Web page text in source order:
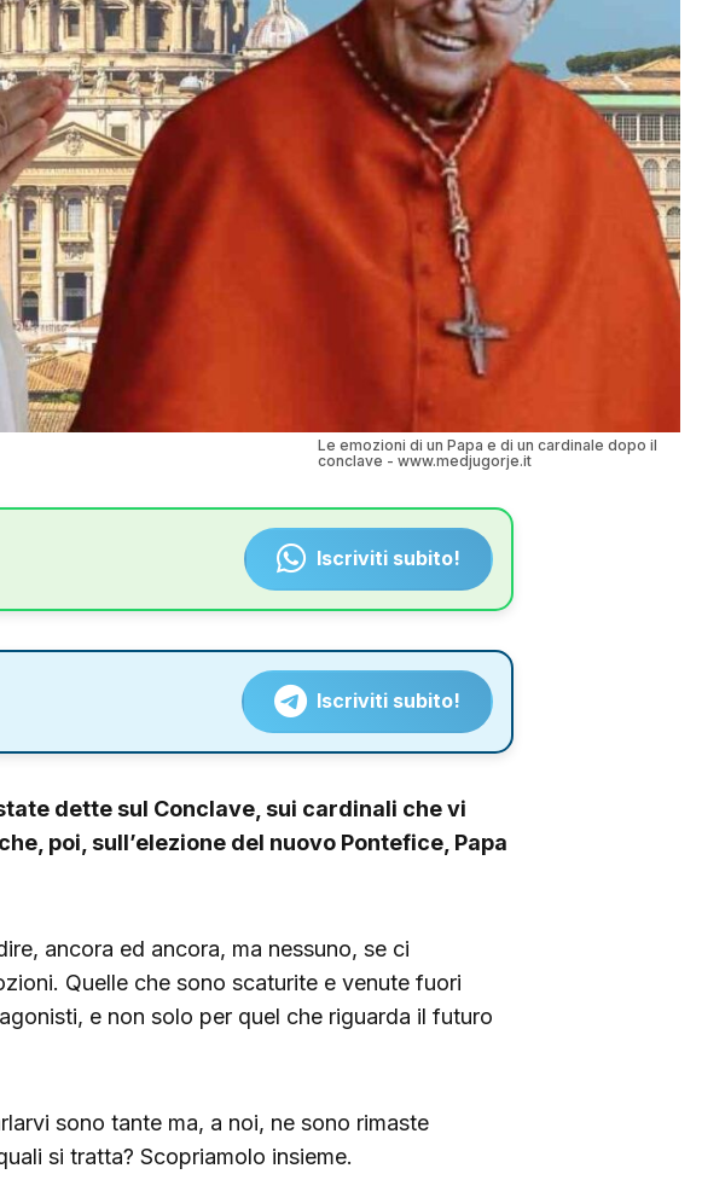
Le emozioni di un Papa e di un cardinale dopo il
conclave - www.medjugorje.it
Iscriviti subito!
Iscriviti subito!
dette sul Conclave, sui cardinali che vi
poi, sull’elezione del nuovo Pontefice, Papa
ancora ed ancora, ma nessuno, se ci
Quelle che sono scaturite e venute fuori
e non solo per quel che riguarda il futuro
sono tante ma, a noi, ne sono rimaste
si tratta? Scopriamolo insieme.